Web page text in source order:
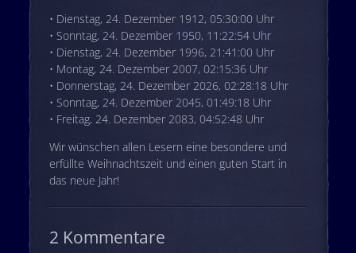
• Dienstag, 24. Dezember 1912, 05:30:00 Uhr
• Sonntag, 24. Dezember 1950, 11:22:54 Uhr
• Dienstag, 24. Dezember 1996, 21:41:00 Uhr
• Montag, 24. Dezember 2007, 02:15:36 Uhr
• Donnerstag, 24. Dezember 2026, 02:28:18 Uhr
• Sonntag, 24. Dezember 2045, 01:49:18 Uhr
• Freitag, 24. Dezember 2083, 04:52:48 Uhr
Wir wünschen allen Lesern eine besondere und
erfüllte Weihnachtszeit und einen guten Start in
das neue Jahr!
2 Kommentare